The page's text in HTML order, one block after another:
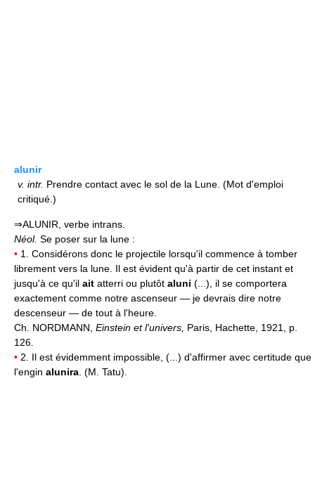
alunir
v. intr. Prendre contact avec le sol de la Lune. (Mot d'emploi
critiqué.)
⇒ALUNIR, verbe intrans.
Néol. Se poser sur la lune :
• 1. Considérons donc le projectile lorsqu'il commence à tomber
librement vers la lune. Il est évident qu'à partir de cet instant et
jusqu'à ce qu'il ait atterri ou plutôt aluni (...), il se comportera
exactement comme notre ascenseur — je devrais dire notre
descenseur — de tout à l'heure.
Ch. NORDMANN, Einstein et l'univers, Paris, Hachette, 1921, p.
126.
• 2. Il est évidemment impossible, (...) d'affirmer avec certitude que
l'engin alunira . (M. Tatu).